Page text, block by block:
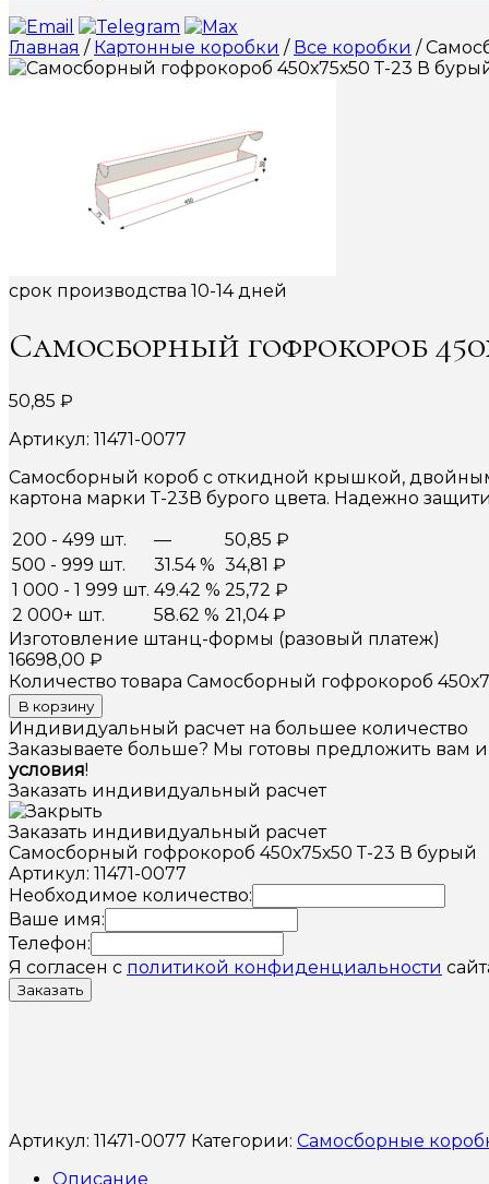
Главная / Картонные коробки / Все коробки /
срок производства 10-14 дней
Самосборный гофрокороб
50,85 ₽
Артикул: 11471-0077
Самосборный короб с откидной крышкой,
картона марки Т-23В бурого цвета. Надежно
200 - 499 шт.
— 50,85 ₽
500 - 999 шт.
31.54 % 34,81 ₽
1 000 - 1 999 шт. 49.42 % 25,72 ₽
2 000+ шт.
58.62 % 21,04₽
Изготовление штанц-формы (разовый платеж)
16698,00 ₽
Количество товара Самосборный гофрокороб
В корзину
Индивидуальный расчет на большее количество
Заказываете больше? Мы готовы предложить вам
условия!
Заказать индивидуальный расчет
Заказать индивидуальный расчет
Самосборный гофрокороб 450х75х50 Т-23 В бурый
Артикул: 11471-0077
Необходимое количество:
Ваше имя:
Телефон:
Я согласен с политикой конфиденциальности
Заказать
Артикул: 11471-0077 Категории: Самосборные
Описание